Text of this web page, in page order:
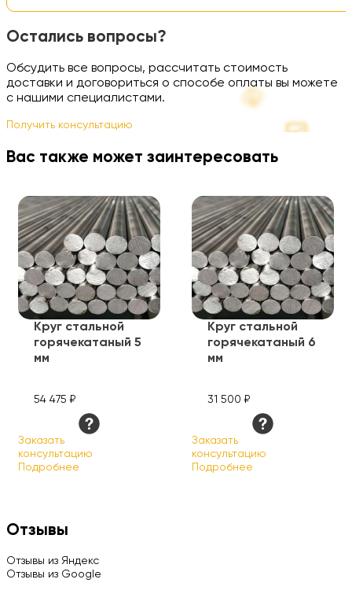
Остались вопросы?
Обсудить все вопросы, рассчитать стоимость
доставки и договориться о способе оплаты вы можете
с нашими специалистами.
Получить консультацию
Вас также может заинтересовать
Круг стальной
горячекатаный 5
мм
54 475 ₽
Заказать
консультацию
Подробнее
Круг стальной
горячекатаный 6
мм
31 500 ₽
Заказать
консультацию
Подробнее
Отзывы
Отзывы из Яндекс
Отзывы из Google